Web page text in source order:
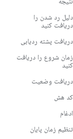
دلیل رد شدن را
دریافت کنید
دریافت پشته ردیابی
زمان شروع را دریافت
کنید
دریافت وضعیت
کد هش
ادغام
تنظیم زمان پایان